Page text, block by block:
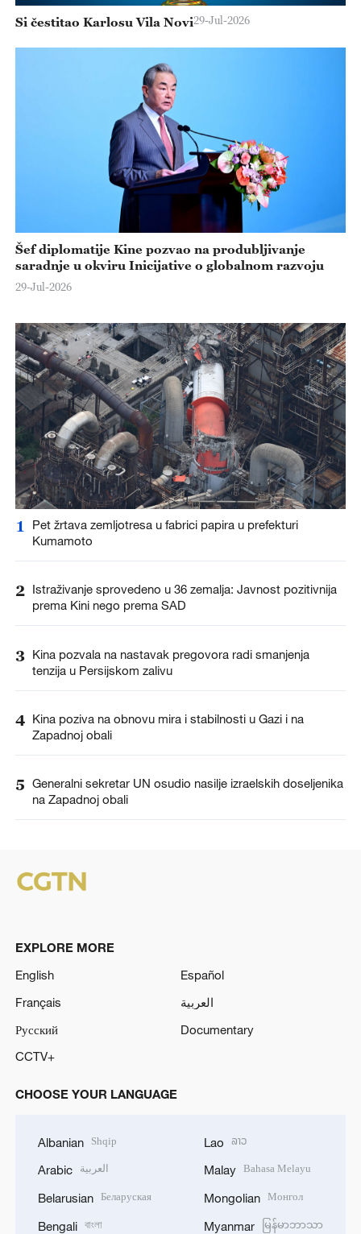
Si čestitao Karlosu Vila Novi29-Jul-2026
Šef diplomatije Kine pozvao na produbljivanje
saradnje u okviru Inicijative o globalnom razvoju
29-Jul-2026
1
Pet žrtava zemljotresa u fabrici papira u prefekturi
Kumamoto
2 Istraživanje sprovedeno u 36 zemalja: Javnost pozitivnija
prema Kini nego prema SAD
3 Kina pozvala na nastavak pregovora radi smanjenja
tenzija u Persijskom zalivu
4 Kina poziva na obnovu mira i stabilnosti u Gazi i na
Zapadnoj obali
5 Generalni sekretar UN osudio nasilje izraelskih doseljenika
na Zapadnoj obali
EXPLORE MORE
English
Español
Français
العربية
Русский
Documentary
CCTV+
CHOOSE YOUR LANGUAGE
Albanian Shqip
Arabic العربية
Belarusian Беларуская
Bengali বাংলা
Lao ລາວ
Malay Bahasa Melayu
Mongolian Монгол
Myanmar မြန်မာဘာသာ